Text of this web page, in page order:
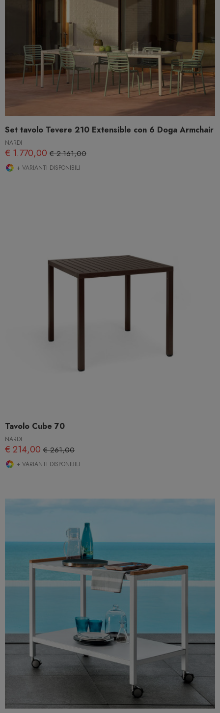
Set tavolo Tevere 210 Extensible con 6 Doga Armchair
NARDI
€ 1.770,00 € 2.161,00
+ VARIANTI DISPONIBILI
Tavolo Cube 70
NARDI
€ 214,00 € 261,00
+ VARIANTI DISPONIBILI